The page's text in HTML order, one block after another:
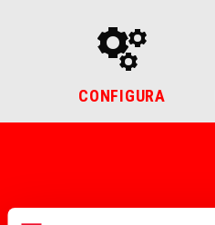
CONFIGURA